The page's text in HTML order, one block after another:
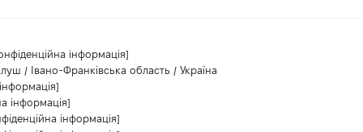
інформація]
/ Івано-Франківська область / Україна
інформація]
інформація]